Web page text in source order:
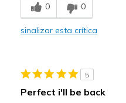
Durable
0 0
sinalizar esta crítica
5
Perfect i'll be back